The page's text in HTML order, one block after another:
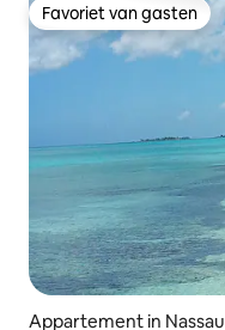
Favoriet van gasten
Favoriet van gasten
Appartement in Nassau